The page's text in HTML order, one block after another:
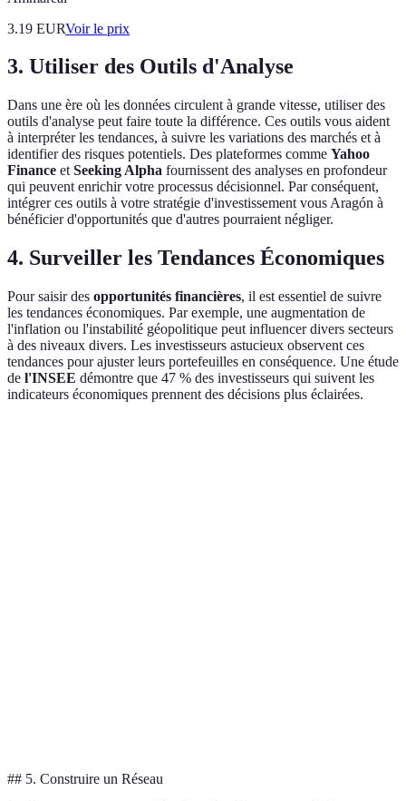
3.19 EURVoir le prix
3. Utiliser des Outils d'Analyse
Dans une ère où les données circulent à grande vitesse, utiliser des
outils d'analyse peut faire toute la différence. Ces outils vous aident
à interpréter les tendances, à suivre les variations des marchés et à
identifier des risques potentiels. Des plateformes comme Yahoo
Finance et Seeking Alpha fournissent des analyses en profondeur
qui peuvent enrichir votre processus décisionnel. Par conséquent,
intégrer ces outils à votre stratégie d'investissement vous Aragón à
bénéficier d'opportunités que d'autres pourraient négliger.
4. Surveiller les Tendances Économiques
Pour saisir des opportunités financières, il est essentiel de suivre
les tendances économiques. Par exemple, une augmentation de
l'inflation ou l'instabilité géopolitique peut influencer divers secteurs
à des niveaux divers. Les investisseurs astucieux observent ces
tendances pour ajuster leurs portefeuilles en conséquence. Une étude
de l'INSEE démontre que 47 % des investisseurs qui suivent les
indicateurs économiques prennent des décisions plus éclairées.
## 5. Construire un Réseau